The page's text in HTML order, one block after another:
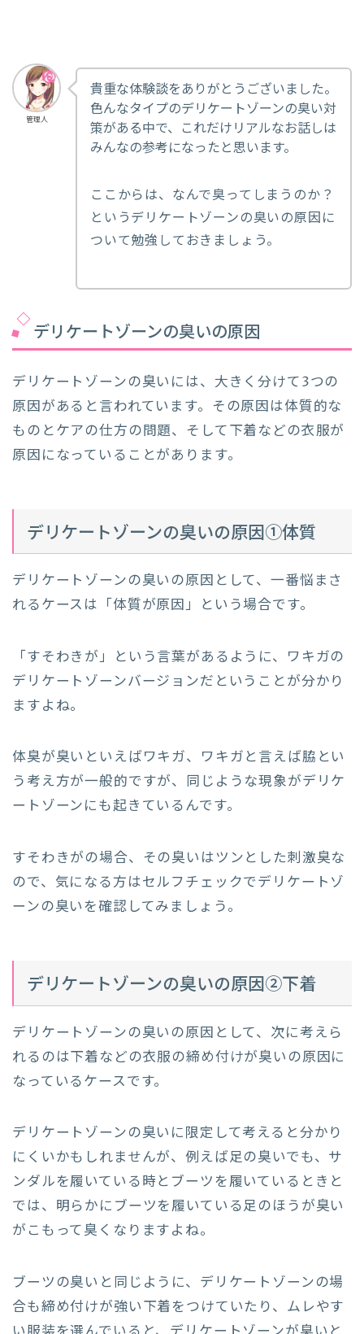
管理人
貴重な体験談をありがとうございました。
色んなタイプのデリケートゾーンの臭い対
策がある中で、これだけリアルなお話しは
みんなの参考になったと思います。
ここからは、なんで臭ってしまうのか？
というデリケートゾーンの臭いの原因に
ついて勉強しておきましょう。
デリケートゾーンの臭いの原因
デリケートゾーンの臭いには、大きく分けて3つの
原因があると言われています。その原因は体質的な
ものとケアの仕方の問題、そして下着などの衣服が
原因になっていることがあります。
デリケートゾーンの臭いの原因①体質
デリケートゾーンの臭いの原因として、一番悩まさ
れるケースは「体質が原因」という場合です。
「すそわきが」という言葉があるように、ワキガの
デリケートゾーンバージョンだということが分かり
ますよね。
体臭が臭いといえばワキガ、ワキガと言えば脇とい
う考え方が一般的ですが、同じような現象がデリケ
ートゾーンにも起きているんです。
すそわきがの場合、その臭いはツンとした刺激臭な
ので、気になる方はセルフチェックでデリケートゾ
ーンの臭いを確認してみましょう。
デリケートゾーンの臭いの原因②下着
デリケートゾーンの臭いの原因として、次に考えら
れるのは下着などの衣服の締め付けが臭いの原因に
なっているケースです。
デリケートゾーンの臭いに限定して考えると分かり
にくいかもしれませんが、例えば足の臭いでも、サ
ンダルを履いている時とブーツを履いているときと
では、明らかにブーツを履いている足のほうが臭い
がこもって臭くなりますよね。
ブーツの臭いと同じように、デリケートゾーンの場
合も締め付けが強い下着をつけていたり、ムレやす